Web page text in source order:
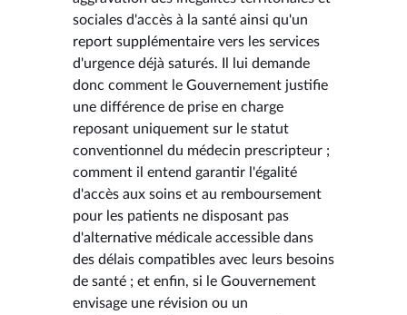
sociales d'accès à la santé ainsi qu'un
report supplémentaire vers les services
d'urgence déjà saturés. Il lui demande
donc comment le Gouvernement justifie
une différence de prise en charge
reposant uniquement sur le statut
conventionnel du médecin prescripteur ;
comment il entend garantir l'égalité
d'accès aux soins et au remboursement
pour les patients ne disposant pas
d'alternative médicale accessible dans
des délais compatibles avec leurs besoins
de santé ; et enfin, si le Gouvernement
envisage une révision ou un